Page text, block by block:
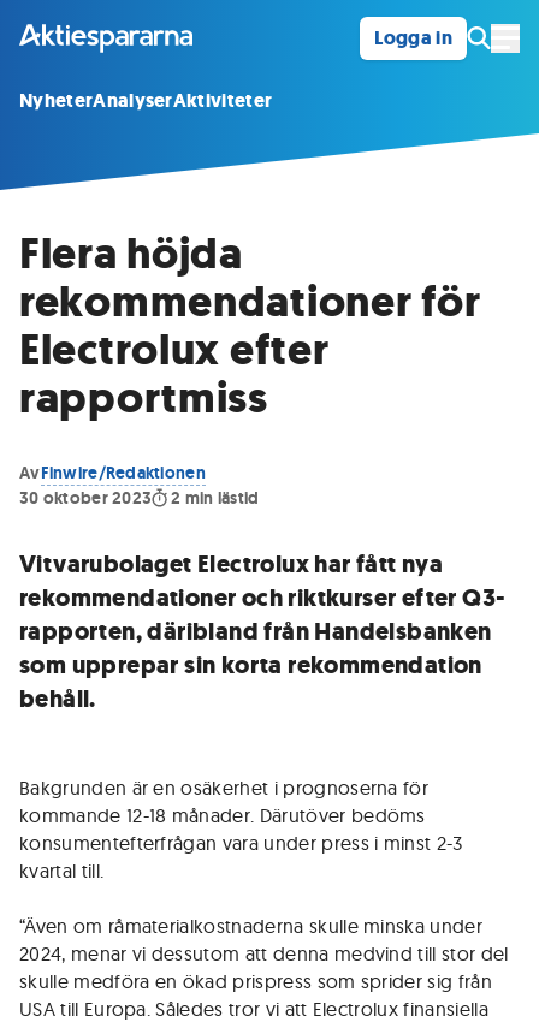
Logga in
NyheterAnalyserAktiviteter
Flera höjda
rekommendationer för
Electrolux efter
rapportmiss
AvFinwire/Redaktionen
30 oktober 2023
2 min lästid
Vitvarubolaget Electrolux har fått nya
rekommendationer och riktkurser efter Q3-
rapporten, däribland från Handelsbanken
som upprepar sin korta rekommendation
behåll.
Bakgrunden är en osäkerhet i prognoserna för
kommande 12-18 månader. Därutöver bedöms
konsumentefterfrågan vara under press i minst 2-3
kvartal till.
“Även om råmaterialkostnaderna skulle minska under
2024, menar vi dessutom att denna medvind till stor del
skulle medföra en ökad prispress som sprider sig från
USA till Europa. Således tror vi att Electrolux finansiella